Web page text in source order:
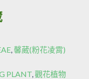
,馨葳(粉花凌霄)
PLANT ,觀花植物